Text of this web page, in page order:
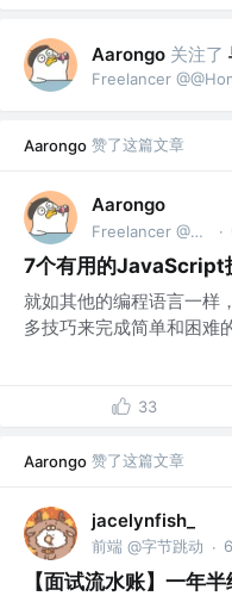
Aarongo 关注了
Freelancer
Aarongo 赞了这篇文章
Aarongo
Freelancer @@Home ·
7个有用的JavaScript
就如其他的编程语言一样
多技巧来完成简单和困难
33
Aarongo 赞了这篇文章
jacelynfish_
前端 @字节跳动 ·
【面试流水账】一年